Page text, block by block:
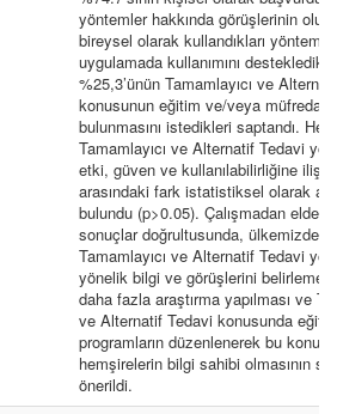
yöntemler hakkında görüşlerinin
bireysel olarak kullandıkları
uygulamada kullanımını
%25,3’ünün Tamamlayıcı ve
konusunun eğitim ve/veya müfredat
bulunmasını istedikleri saptandı.
Tamamlayıcı ve Alternatif Tedavi
etki, güven ve kullanılabilirliğine
arasındaki fark istatistiksel olarak
bulundu (p>0.05). Çalışmadan elde
sonuçlar doğrultusunda, ülkemizde
Tamamlayıcı ve Alternatif Tedavi
yönelik bilgi ve görüşlerini
daha fazla araştırma yapılması ve
ve Alternatif Tedavi konusunda eğitici
programların düzenlenerek bu konuda
hemşirelerin bilgi sahibi olmasının
önerildi.